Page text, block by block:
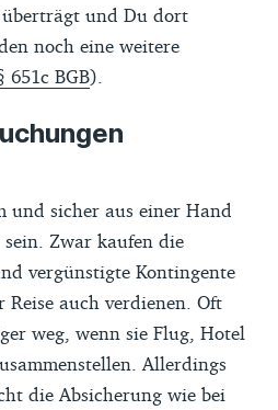
und Du dort
noch eine weitere
651c BGB).
und sicher aus einer Hand
Zwar kaufen die
vergünstigte Kontingente
auch verdienen. Oft
weg, wenn sie Flug, Hotel
Allerdings
die Absicherung wie bei